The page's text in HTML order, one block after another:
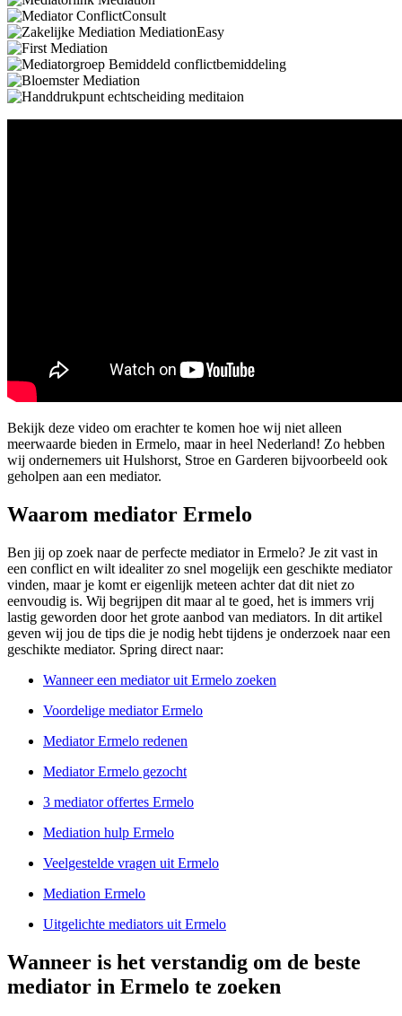
Bekijk deze video om erachter te komen hoe wij niet alleen
meerwaarde bieden in Ermelo, maar in heel Nederland! Zo hebben
wij ondernemers uit Hulshorst, Stroe en Garderen bijvoorbeeld ook
geholpen aan een mediator.
Waarom mediator Ermelo
Ben jij op zoek naar de perfecte mediator in Ermelo? Je zit vast in
een conflict en wilt idealiter zo snel mogelijk een geschikte mediator
vinden, maar je komt er eigenlijk meteen achter dat dit niet zo
eenvoudig is. Wij begrijpen dit maar al te goed, het is immers vrij
lastig geworden door het grote aanbod van mediators. In dit artikel
geven wij jou de tips die je nodig hebt tijdens je onderzoek naar een
geschikte mediator. Spring direct naar:
Wanneer een mediator uit Ermelo zoeken
Voordelige mediator Ermelo
Mediator Ermelo redenen
Mediator Ermelo gezocht
3 mediator offertes Ermelo
Mediation hulp Ermelo
Veelgestelde vragen uit Ermelo
Mediation Ermelo
Uitgelichte mediators uit Ermelo
Wanneer is het verstandig om de beste
mediator in Ermelo te zoeken